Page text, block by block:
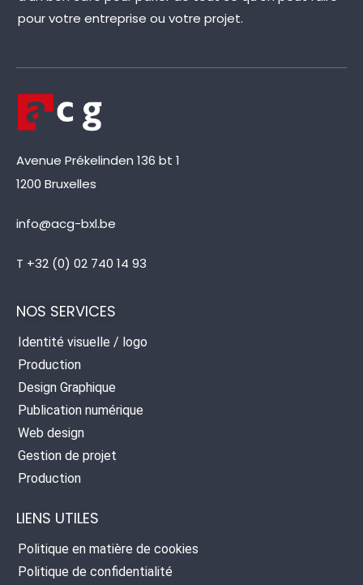
pour votre entreprise ou votre projet.
Avenue Prékelinden 136 bt 1
1200 Bruxelles
info@acg-bxl.be
T +32 (0) 02 740 14 93
NOS SERVICES
Identité visuelle / logo
Production
Design Graphique
Publication numérique
Web design
Gestion de projet
Production
LIENS UTILES
Politique en matière de cookies
Politique de confidentialité